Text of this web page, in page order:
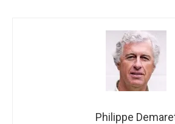
Philippe